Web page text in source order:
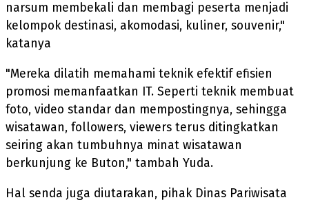
narsum membekali dan membagi peserta menjadi
kelompok destinasi, akomodasi, kuliner, souvenir,"
katanya
"Mereka dilatih memahami teknik efektif efisien
promosi memanfaatkan IT. Seperti teknik membuat
foto, video standar dan mempostingnya, sehingga
wisatawan, followers, viewers terus ditingkatkan
seiring akan tumbuhnya minat wisatawan
berkunjung ke Buton," tambah Yuda.
Hal senda juga diutarakan, pihak Dinas Pariwisata